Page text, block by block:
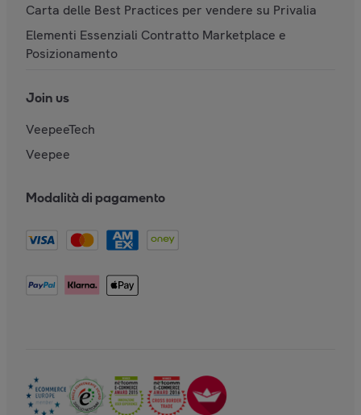
Carta delle Best Practices per vendere su Privalia
Elementi Essenziali Contratto Marketplace e
Posizionamento
Join us
VeepeeTech
Veepee
Modalità di pagamento